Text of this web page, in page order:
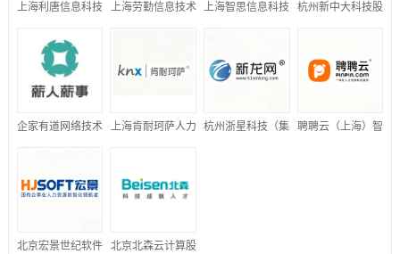
上海利唐信息科技 上海劳勤信息技术 上海智思信息科技 杭州新中大科技股
企家有道网络技术 上海肯耐珂萨人力
公司
杭州浙星科技（集 聘聘云（上海）智
北京宏景世纪软件 北京北森云计算股